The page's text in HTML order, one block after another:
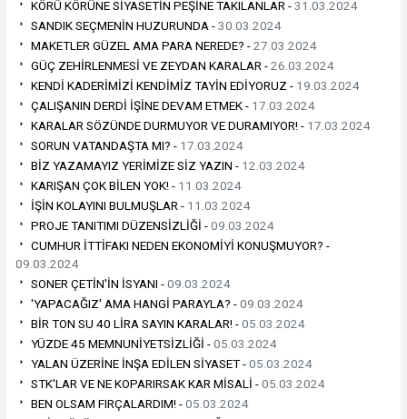
KÖRÜ KÖRÜNE SİYASETİN PEŞİNE TAKILANLAR -31.03.2024
SANDIK SEÇMENİN HUZURUNDA -30.03.2024
MAKETLER GÜZEL AMA PARA NEREDE? -27.03.2024
GÜÇ ZEHİRLENMESİ VE ZEYDAN KARALAR -26.03.2024
KENDİ KADERİMİZİ KENDİMİZ TAYİN EDİYORUZ - 19.03.2024
ÇALIŞANIN DERDİ İŞİNE DEVAM ETMEK - 17.03.2024
KARALAR SÖZÜNDE DURMUYOR VE DURAMIYOR! - 17.03.2024
SORUN VATANDAŞTA MI? - 17.03.2024
BİZ YAZAMAYIZ YERİMİZE SİZ YAZIN - 12.03.2024
KARIŞAN ÇOK BİLEN YOK! - 11.03.2024
İŞİN KOLAYINI BULMUŞLAR - 11.03.2024
PROJE TANITIMI DÜZENSİZLİĞİ -09.03.2024
CUMHUR İTTİFAKI NEDEN EKONOMİYİ KONUŞMUYOR? -
09.03.2024
SONER ÇETİN'İN İSYANI -09.03.2024
'YAPACAĞIZ' AMA HANGİ PARAYLA? -09.03.2024
BİR TON SU 40 LİRA SAYIN KARALAR! -05.03.2024
YÜZDE 45 MEMNUNİYETSİZLİĞİ -05.03.2024
YALAN ÜZERİNE İNŞA EDİLEN SİYASET -05.03.2024
STK'LAR VE NE KOPARIRSAK KAR MİSALİ -05.03.2024
BEN OLSAM FIRÇALARDIM! -05.03.2024